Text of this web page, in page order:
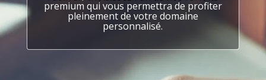
premium qui vous permettra de profiter
pleinement de votre domaine
personnalisé.